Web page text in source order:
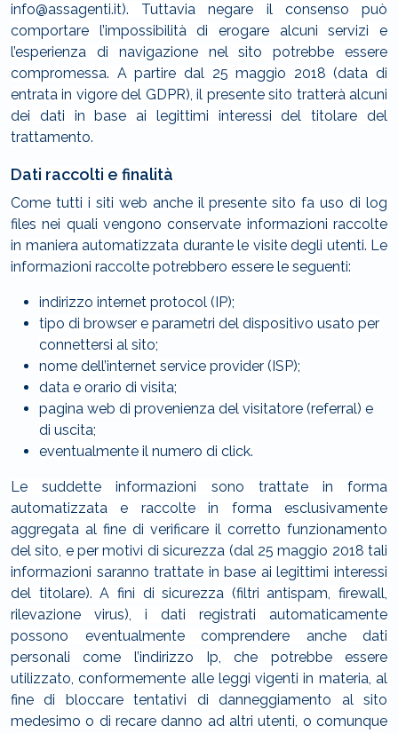
info@assagenti.it). Tuttavia negare il consenso può
comportare l’impossibilità di erogare alcuni servizi e
l’esperienza di navigazione nel sito potrebbe essere
compromessa. A partire dal 25 maggio 2018 (data di
entrata in vigore del GDPR), il presente sito tratterà alcuni
dei dati in base ai legittimi interessi del titolare del
trattamento.
Dati raccolti e finalità
Come tutti i siti web anche il presente sito fa uso di log
files nei quali vengono conservate informazioni raccolte
in maniera automatizzata durante le visite degli utenti. Le
informazioni raccolte potrebbero essere le seguenti:
indirizzo internet protocol (IP);
tipo di browser e parametri del dispositivo usato per
connettersi al sito;
nome dell’internet service provider (ISP);
data e orario di visita;
pagina web di provenienza del visitatore (referral) e
di uscita;
eventualmente il numero di click.
Le suddette informazioni sono trattate in forma
automatizzata e raccolte in forma esclusivamente
aggregata al fine di verificare il corretto funzionamento
del sito, e per motivi di sicurezza (dal 25 maggio 2018 tali
informazioni saranno trattate in base ai legittimi interessi
del titolare). A fini di sicurezza (filtri antispam, firewall,
rilevazione virus), i dati registrati automaticamente
possono eventualmente comprendere anche dati
personali come l’indirizzo Ip, che potrebbe essere
utilizzato, conformemente alle leggi vigenti in materia, al
fine di bloccare tentativi di danneggiamento al sito
medesimo o di recare danno ad altri utenti, o comunque